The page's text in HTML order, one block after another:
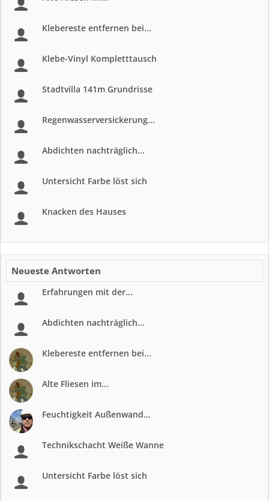
Klebereste entfernen bei...
Klebe-Vinyl Kompletttausch
Stadtvilla 141m Grundrisse
Regenwasserversickerung...
Abdichten nachträglich...
Untersicht Farbe löst sich
Knacken des Hauses
Neueste Antworten
Erfahrungen mit der...
Abdichten nachträglich...
Klebereste entfernen bei...
Alte Fliesen im...
Feuchtigkeit Außenwand...
Technikschacht Weiße Wanne
Untersicht Farbe löst sich